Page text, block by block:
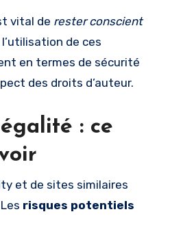
vital de rester conscient
de ces
en termes de sécurité
des droits d’auteur.
: ce
et de sites similaires
risques potentiels